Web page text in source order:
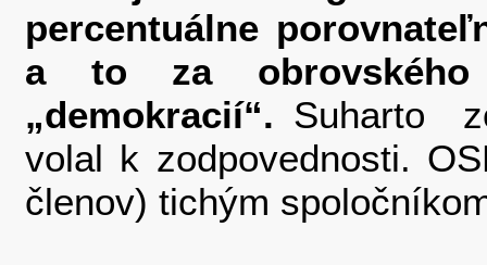
percentuálne
a to za obrovského
„demokracií“. Suharto
volal k zodpovednosti.
členov) tichým